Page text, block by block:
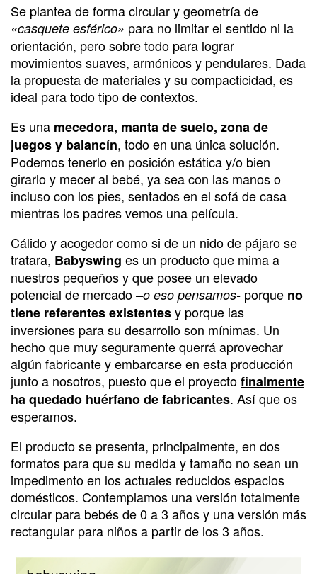
Se plantea de forma circular y geometría de
«casquete esférico» para no limitar el sentido ni la
orientación, pero sobre todo para lograr
movimientos suaves, armónicos y pendulares. Dada
la propuesta de materiales y su compacticidad, es
ideal para todo tipo de contextos.
Es una mecedora, manta de suelo, zona de
juegos y balancín, todo en una única solución.
Podemos tenerlo en posición estática y/o bien
girarlo y mecer al bebé, ya sea con las manos o
incluso con los pies, sentados en el sofá de casa
mientras los padres vemos una película.
Cálido y acogedor como si de un nido de pájaro se
tratara, Babyswing es un producto que mima a
nuestros pequeños y que posee un elevado
potencial de mercado –o eso pensamos- porque no
tiene referentes existentesy porque las
inversiones para su desarrollo son mínimas. Un
hecho que muy seguramente querrá aprovechar
algún fabricante y embarcarse en esta producción
junto a nosotros, puesto que el proyectofinalmente
ha quedado huérfano de fabricantes. Así que os
esperamos.
El producto se presenta, principalmente, en dos
formatos para que su medida y tamaño no sean un
impedimento en los actuales reducidos espacios
domésticos. Contemplamos una versión totalmente
circular para bebés de 0 a 3 años y una versión más
rectangular para niños a partir de los 3 años.